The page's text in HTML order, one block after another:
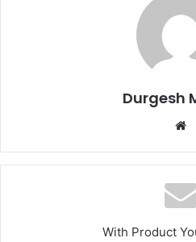
Durgesh
With Product